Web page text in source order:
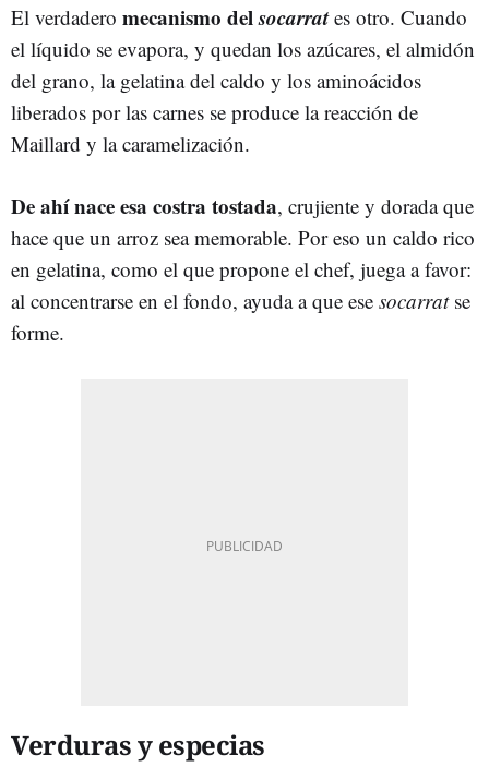
El verdadero mecanismo delsocarrat es otro. Cuando
el líquido se evapora, y quedan los azúcares, el almidón
del grano, la gelatina del caldo y los aminoácidos
liberados por las carnes se produce la reacción de
Maillard y la caramelización.
De ahí nace esa costra tostada, crujiente y dorada que
hace que un arroz sea memorable. Por eso un caldo rico
en gelatina, como el que propone el chef, juega a favor:
al concentrarse en el fondo, ayuda a que ese socarratse
forme.
Verduras y especias